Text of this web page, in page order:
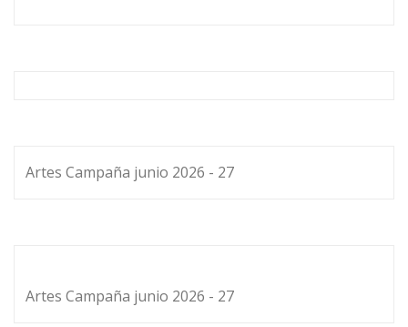
Artes Campaña junio 2026 - 27
Artes Campaña junio 2026 - 27